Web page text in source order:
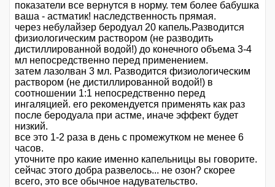
показатели все вернутся в норму. тем более бабушка
ваша - астматик! наследственность прямая.
через небулайзер беродуал 20 капель.Разводится
физиологическим раствором (не разводить
дистиллированной водой!) до конечного объема 3-4
мл непосредственно перед применением.
затем лазолван 3 мл. Разводится физиологическим
раствором (не дистиллированной водой!) в
соотношении 1:1 непосредственно перед
ингаляцией. его рекомендуется применять как раз
после беродуала при астме, иначе эффект будет
низкий.
все это 1-2 раза в день с промежутком не менее 6
часов.
уточните про какие именно капельницы вы говорите.
сейчас этого добра развелось... не озон? скорее
всего, это все обычное надувательство.